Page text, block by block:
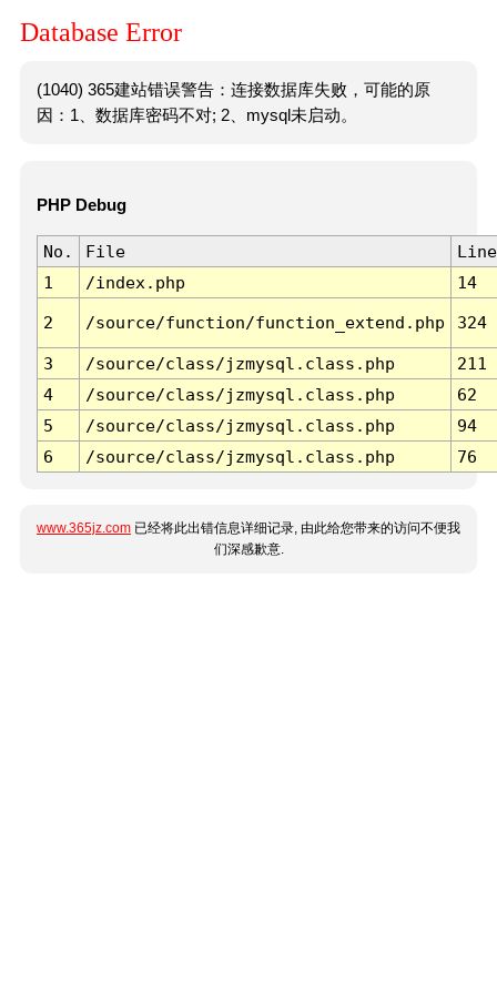
Database Error
(1040) 365建站错误警告：连接数据库失败，可能的原
因：1、数据库密码不对; 2、mysql未启动。
PHP Debug
No. File
Line
1
/index.php 14
2 /source/function/function_extend.php 324
3 /source/class/jzmysql.class.php
211
4
/source/class/jzmysql.class.php
62
5
/source/class/jzmysql.class.php
94
6
/source/class/jzmysql.class.php 76
www.365jz.com 已经将此出错信息详细记录, 由此给您带来的访问不便我
们深感歉意.